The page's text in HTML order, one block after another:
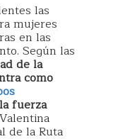
las
mujeres
en las
Según las
de la
como
fuerza
Valentina
de la Ruta